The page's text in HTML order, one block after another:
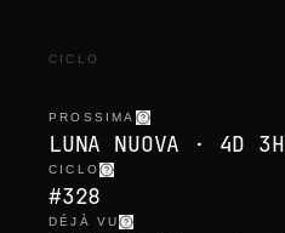
CICLO
PROSSIMA
LUNA NUOVA · 4D 3H
CICLO
#328
DÉJÀ VU